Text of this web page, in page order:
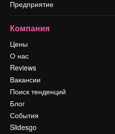
Предприятие
Компания
Цены
О нас
Reviews
Вакансии
Поиск тенденций
Блог
События
Slidesgo